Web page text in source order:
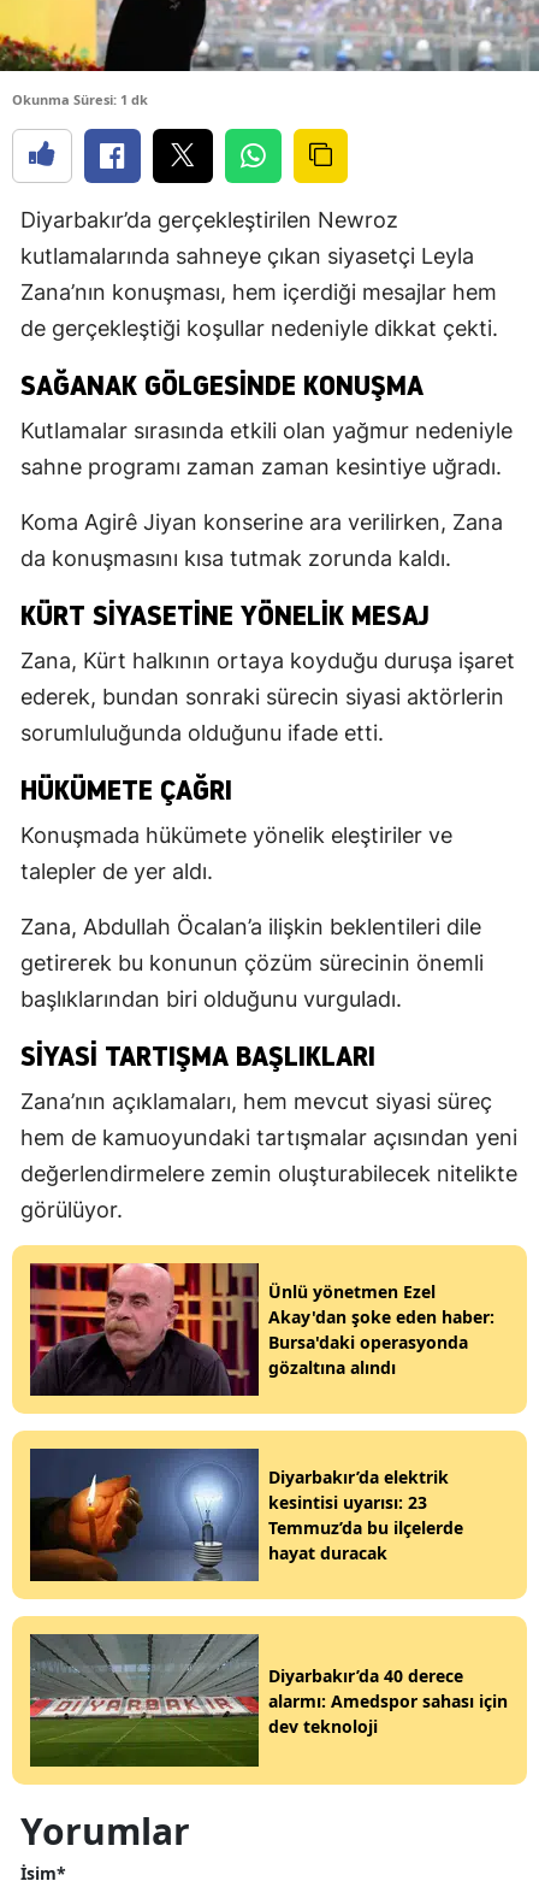
Okunma Süresi: 1 dk
Diyarbakır’da gerçekleştirilen Newroz
kutlamalarında sahneye çıkan siyasetçi Leyla
Zana’nın konuşması, hem içerdiği mesajlar hem
de gerçekleştiği koşullar nedeniyle dikkat çekti.
SAĞANAK GÖLGESINDE KONUŞMA
Kutlamalar sırasında etkili olan yağmur nedeniyle
sahne programı zaman zaman kesintiye uğradı.
Koma Agirê Jiyan konserine ara verilirken, Zana
da konuşmasını kısa tutmak zorunda kaldı.
KÜRT SIYASETINE YÖNELIK MESAJ
Zana, Kürt halkının ortaya koyduğu duruşa işaret
ederek, bundan sonraki sürecin siyasi aktörlerin
sorumluluğunda olduğunu ifade etti.
HÜKÜMETE ÇAĞRI
Konuşmada hükümete yönelik eleştiriler ve
talepler de yer aldı.
Zana, Abdullah Öcalan’a ilişkin beklentileri dile
getirerek bu konunun çözüm sürecinin önemli
başlıklarından biri olduğunu vurguladı.
SIYASI TARTIŞMA BAŞLIKLARI
Zana’nın açıklamaları, hem mevcut siyasi süreç
hem de kamuoyundaki tartışmalar açısından yeni
değerlendirmelere zemin oluşturabilecek nitelikte
görülüyor.
Ünlü yönetmen Ezel
Akay'dan şoke eden haber:
Bursa'daki operasyonda
gözaltına alındı
Diyarbakır’da elektrik
kesintisi uyarısı: 23
Temmuz’da bu ilçelerde
hayat duracak
Diyarbakır’da 40 derece
alarmı: Amedspor sahası için
dev teknoloji
Yorumlar
İsim*